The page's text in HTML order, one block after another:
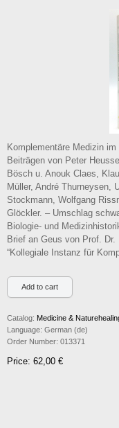
Komplementäre Medizin
Beiträgen von Peter
Bösch u. Anouk Claes,
Müller, André Thurneysen,
Stockmann, Wolfgang
Glöckler. – Umschlag
Biologie- und
Brief an Geus von Prof.
“Kollegiale Instanz für
Catalog: Medicine &
Language: German (de)
Order Number: 013371
Price: 62,00 €